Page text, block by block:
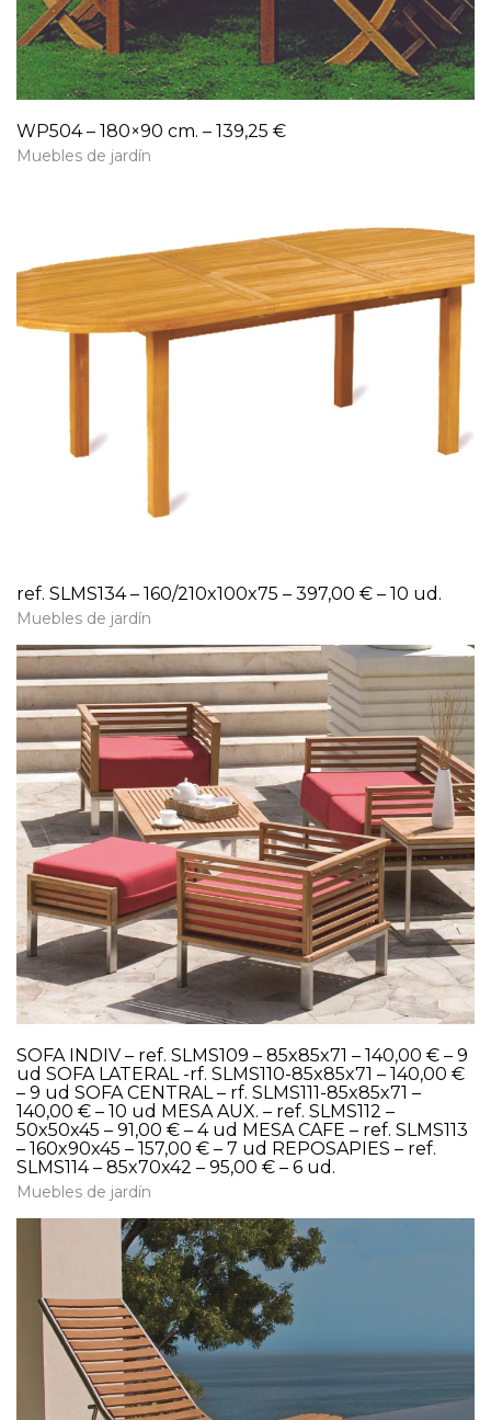
WP504 – 180×90 cm. – 139,25 €
Muebles de jardín
ref. SLMS134 – 160/210x100x75 – 397,00 € – 10 ud.
Muebles de jardín
SOFA INDIV – ref. SLMS109 – 85x85x71 – 140,00 € – 9
ud SOFA LATERAL -rf. SLMS110-85x85x71 – 140,00 €
– 9 ud SOFA CENTRAL – rf. SLMS111-85x85x71 –
140,00 € – 10 ud MESA AUX. – ref. SLMS112 –
50x50x45 – 91,00 € – 4 ud MESA CAFE – ref. SLMS113
– 160x90x45 – 157,00 € – 7 ud REPOSAPIES – ref.
SLMS114 – 85x70x42 – 95,00 € – 6 ud.
Muebles de jardín